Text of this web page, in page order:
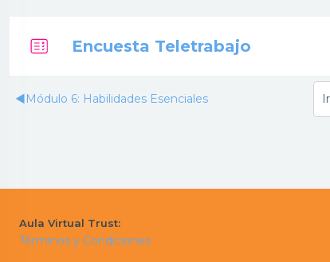
Encuesta Teletrabajo
◀︎ Módulo 6: Habilidades Esenciales
Aula Virtual Trust:
Términos y Condiciones